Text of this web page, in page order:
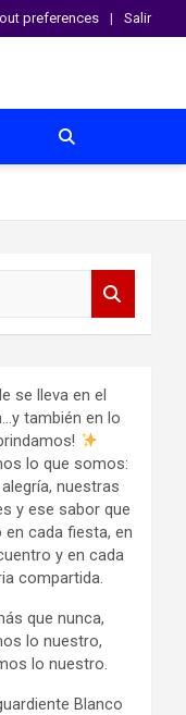
preferences Salir
se lleva en el
también en lo
lo que somos:
nuestras
y ese sabor que
en cada fiesta, en
y en cada
compartida.
que nunca,
lo nuestro,
lo nuestro.
Blanco